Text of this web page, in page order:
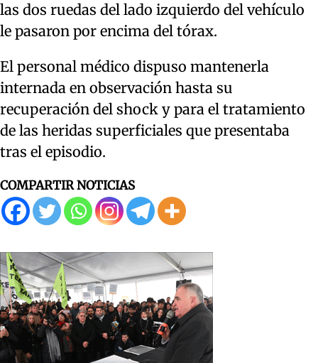
las dos ruedas del lado izquierdo del vehículo
le pasaron por encima del tórax.
El personal médico dispuso mantenerla
internada en observación hasta su
recuperación del shock y para el tratamiento
de las heridas superficiales que presentaba
tras el episodio.
COMPARTIR NOTICIAS